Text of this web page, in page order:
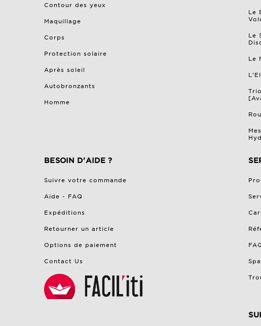
Contour des yeux
Maquillage
Corps
Protection solaire
Après soleil
Autobronzants
Homme
Le
Le
Le
BESOIN D'AIDE ?
Suivre votre commande
Aide - FAQ
Expéditions
Retourner un article
Options de paiement
Contact Us Spa